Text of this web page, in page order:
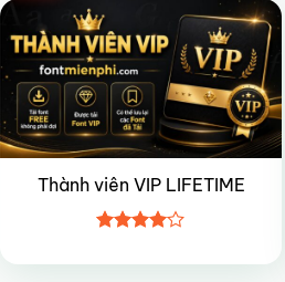
Giảm giá!
Thành viên VIP LIFETIME
xếp hạng